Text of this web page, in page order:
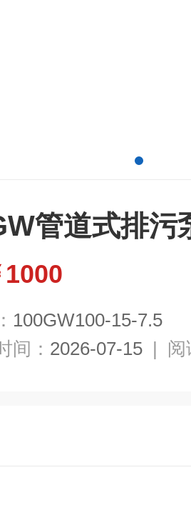
管道式排污
1000
100GW100-15-7.5
间： 2026-07-15 | 阅